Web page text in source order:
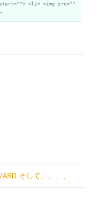
<li> <img src=""
そして、、、、